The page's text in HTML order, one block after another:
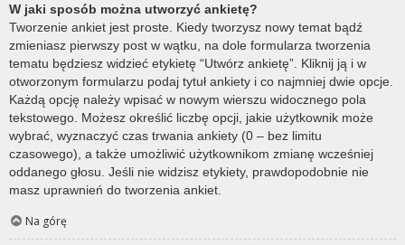
W jaki sposób można utworzyć ankietę?
Tworzenie ankiet jest proste. Kiedy tworzysz nowy temat bądź
zmieniasz pierwszy post w wątku, na dole formularza tworzenia
tematu będziesz widzieć etykietę “Utwórz ankietę”. Kliknij ją i w
otworzonym formularzu podaj tytuł ankiety i co najmniej dwie opcje.
Każdą opcję należy wpisać w nowym wierszu widocznego pola
tekstowego. Możesz określić liczbę opcji, jakie użytkownik może
wybrać, wyznaczyć czas trwania ankiety (0 – bez limitu
czasowego), a także umożliwić użytkownikom zmianę wcześniej
oddanego głosu. Jeśli nie widzisz etykiety, prawdopodobnie nie
masz uprawnień do tworzenia ankiet.
Na górę